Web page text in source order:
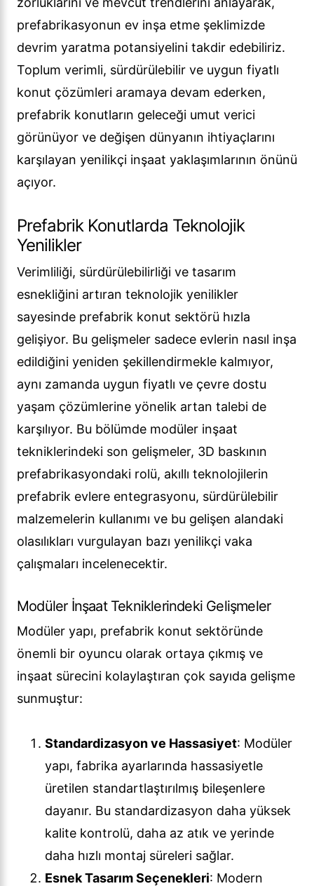
prefabrikasyonun ev inşa etme şeklimizde
devrim yaratma potansiyelini takdir edebiliriz.
Toplum verimli, sürdürülebilir ve uygun fiyatlı
konut çözümleri aramaya devam ederken,
prefabrik konutların geleceği umut verici
görünüyor ve değişen dünyanın ihtiyaçlarını
karşılayan yenilikçi inşaat yaklaşımlarının önünü
açıyor.
Prefabrik Konutlarda Teknolojik
Yenilikler
Verimliliği, sürdürülebilirliği ve tasarım
esnekliğini artıran teknolojik yenilikler
sayesinde prefabrik konut sektörü hızla
gelişiyor. Bu gelişmeler sadece evlerin nasıl inşa
edildiğini yeniden şekillendirmekle kalmıyor,
aynı zamanda uygun fiyatlı ve çevre dostu
yaşam çözümlerine yönelik artan talebi de
karşılıyor. Bu bölümde modüler inşaat
tekniklerindeki son gelişmeler, 3D baskının
prefabrikasyondaki rolü, akıllı teknolojilerin
prefabrik evlere entegrasyonu, sürdürülebilir
malzemelerin kullanımı ve bu gelişen alandaki
olasılıkları vurgulayan bazı yenilikçi vaka
çalışmaları incelenecektir.
Modüler İnşaat Tekniklerindeki Gelişmeler
Modüler yapı, prefabrik konut sektöründe
önemli bir oyuncu olarak ortaya çıkmış ve
inşaat sürecini kolaylaştıran çok sayıda gelişme
sunmuştur:
Standardizasyon ve Hassasiyet: Modüler
yapı, fabrika ayarlarında hassasiyetle
üretilen standartlaştırılmış bileşenlere
dayanır. Bu standardizasyon daha yüksek
kalite kontrolü, daha az atık ve yerinde
daha hızlı montaj süreleri sağlar.
Esnek Tasarım Seçenekleri: Modern